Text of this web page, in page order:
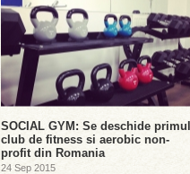
SOCIAL GYM: Se deschide primul
club de fitness si aerobic non-
profit din Romania
24 Sep 2015